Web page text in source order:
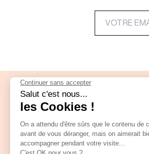
Paiement